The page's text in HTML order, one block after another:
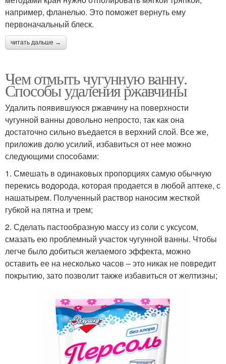
например, фланелью. Это поможет вернуть ему
первоначальный блеск.
читать дальше →
Чем отмыть чугунную ванну.
Способы удаления ржавчины
Удалить появившуюся ржавчину на поверхности
чугунной ванны довольно непросто, так как она
достаточно сильно въедается в верхний слой. Все же,
приложив долю усилий, избавиться от нее можно
следующими способами:
1. Смешать в одинаковых пропорциях самую обычную
перекись водорода, которая продается в любой аптеке, с
нашатырем. Полученный раствор наносим жесткой
губкой на пятна и трем;
2. Сделать пастообразную массу из соли с уксусом,
смазать ею проблемный участок чугунной ванны. Чтобы
легче было добиться желаемого эффекта, можно
оставить ее на несколько часов – это никак не повредит
покрытию, зато позволит также избавиться от желтизны;